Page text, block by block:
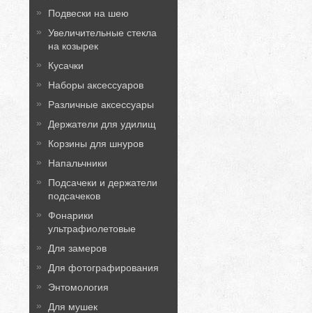
Подвески на шею
Увеличительные стекла
на козырек
Кусачки
Наборы аксессуаров
Различные аксессуары
Держатели для удилищ
Корзины для шнуров
Напальчники
Подсачеки и держатели
подсачеков
Фонарики
ультрафиолетовые
Для замеров
Для фотографирования
Энтомология
Для мушек